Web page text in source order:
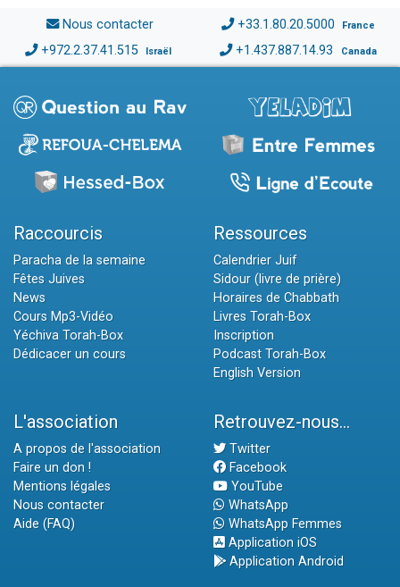
Nous contacter +33.1.80.20.5000 France
+972.2.37.41.515 Israël +1.437.887.14.93 Canada
Raccourcis
Paracha de la semaine
Fêtes Juives
News
Cours Mp3-Vidéo
Yéchiva Torah-Box
Dédicacer un cours
Ressources
Calendrier Juif
Sidour (livre de prière)
Horaires de Chabbath
Livres Torah-Box
Inscription
Podcast Torah-Box
English Version
L'association
A propos de l'association
Faire un don !
Mentions légales
Nous contacter
Aide (FAQ)
Retrouvez-nous...
Twitter
Facebook
YouTube
WhatsApp
WhatsApp Femmes
Application iOS
Application Android